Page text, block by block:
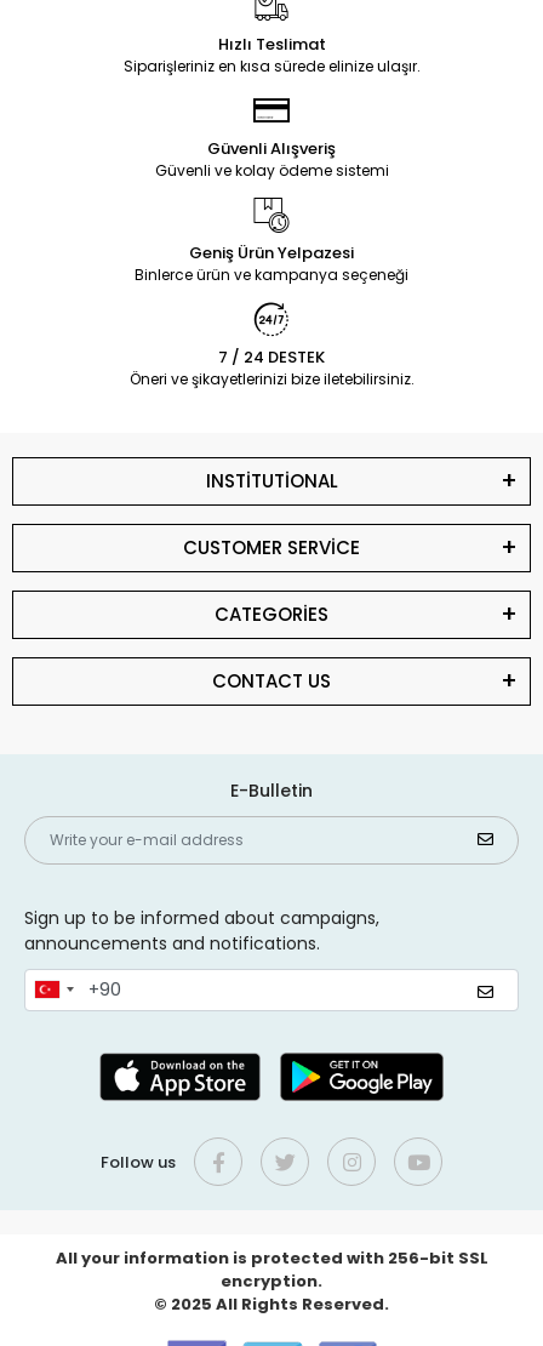
Hızlı Teslimat
Siparişleriniz en kısa sürede elinize ulaşır.
Güvenli Alışveriş
Güvenli ve kolay ödeme sistemi
Geniş Ürün Yelpazesi
Binlerce ürün ve kampanya seçeneği
7 / 24 DESTEK
Öneri ve şikayetlerinizi bize iletebilirsiniz.
INSTİTUTİONAL
CUSTOMER SERVİCE
CATEGORİES
CONTACT US
E-Bulletin
Sign up to be informed about campaigns,
announcements and notifications.
Follow us
All your information is protected with 256-bit SSL
encryption.
© 2025 All Rights Reserved.